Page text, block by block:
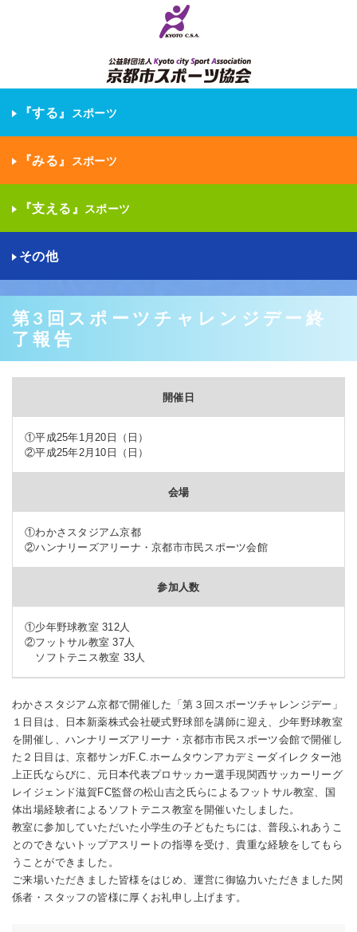
『する』 スポーツ
『みる』 スポーツ
『支える』 スポーツ
その他
第3回スポーツチャレンジデー終
了報告
開催日
①平成25年1月20日（日）
②平成25年2月10日（日）
会場
①わかさスタジアム京都
②ハンナリーズアリーナ・京都市市民スポーツ会館
参加人数
①少年野球教室 312人
②フットサル教室 37人
ソフトテニス教室 33人
わかさスタジアム京都で開催した「第３回スポーツチャレンジデー」
１日目は、日本新薬株式会社硬式野球部を講師に迎え、少年野球教室
を開催し、ハンナリーズアリーナ・京都市市民スポーツ会館で開催し
た２日目は、京都サンガF.C.ホームタウンアカデミーダイレクター池
上正氏ならびに、元日本代表プロサッカー選手現関西サッカーリーグ
レイジェンド滋賀FC監督の松山吉之氏らによるフットサル教室、国
体出場経験者によるソフトテニス教室を開催いたしました。
教室に参加していただいた小学生の子どもたちには、普段ふれあうこ
とのできないトップアスリートの指導を受け、貴重な経験をしてもら
うことができました。
ご来場いただきました皆様をはじめ、運営に御協力いただきました関
係者・スタッフの皆様に厚くお礼申し上げます。